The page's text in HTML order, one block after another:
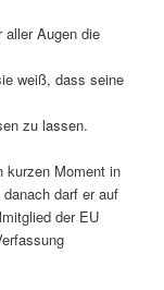
aller Augen die
weiß, dass seine
zu lassen.
kurzen Moment in
darf er auf
der EU